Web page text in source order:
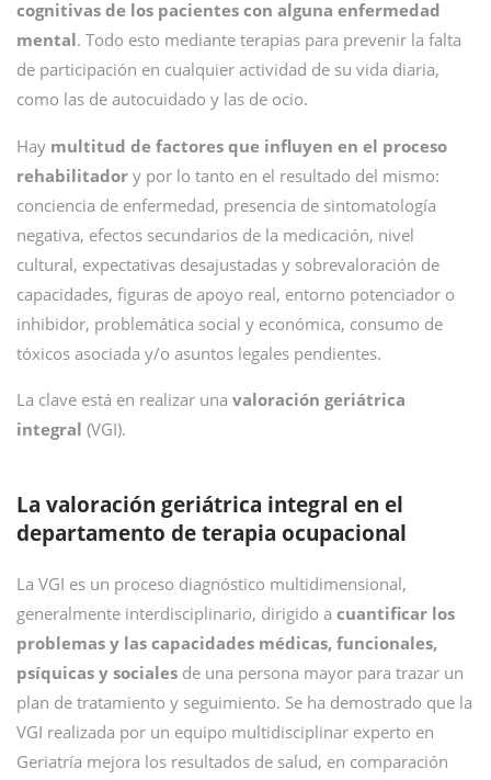
cognitivas de los pacientes con alguna enfermedad
mental. Todo esto mediante terapias para prevenir la falta
de participación en cualquier actividad de su vida diaria,
como las de autocuidado y las de ocio.
Hay multitud de factores que influyen en el proceso
rehabilitador y por lo tanto en el resultado del mismo:
conciencia de enfermedad, presencia de sintomatología
negativa, efectos secundarios de la medicación, nivel
cultural, expectativas desajustadas y sobrevaloración de
capacidades, figuras de apoyo real, entorno potenciador o
inhibidor, problemática social y económica, consumo de
tóxicos asociada y/o asuntos legales pendientes.
La clave está en realizar una valoración geriátrica
integral (VGI).
La valoración geriátrica integral en el
departamento de terapia ocupacional
La VGI es un proceso diagnóstico multidimensional,
generalmente interdisciplinario, dirigido a cuantificar los
problemas y las capacidades médicas, funcionales,
psíquicas y sociales de una persona mayor para trazar un
plan de tratamiento y seguimiento. Se ha demostrado que la
VGI realizada por un equipo multidisciplinar experto en
Geriatría mejora los resultados de salud, en comparación